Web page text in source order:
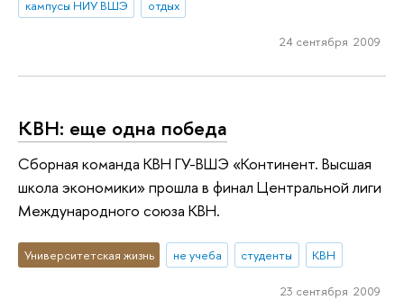
кампусы НИУ ВШЭ
отдых
24 сентября 2009
КВН: еще одна победа
Сборная команда КВН ГУ-ВШЭ «Континент. Высшая
школа экономики» прошла в финал Центральной лиги
Международного союза КВН.
Университетская жизнь не учеба студенты КВН
23 сентября 2009